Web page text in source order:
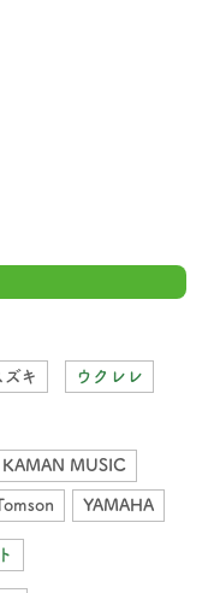
ズキ ウクレレ
KAMAN MUSIC
YAMAHA